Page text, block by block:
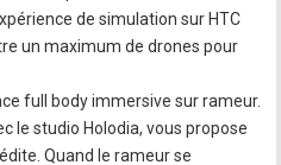
de simulation sur HTC
un maximum de drones pour
full body immersive sur rameur.
le studio Holodia, vous propose
Quand le rameur se